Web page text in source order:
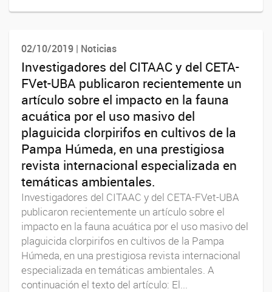
02/10/2019 | Noticias
Investigadores del CITAAC y del CETA-
FVet-UBA publicaron recientemente un
artículo sobre el impacto en la fauna
acuática por el uso masivo del
plaguicida clorpirifos en cultivos de la
Pampa Húmeda, en una prestigiosa
revista internacional especializada en
temáticas ambientales.
Investigadores del CITAAC y del CETA-FVet-UBA
publicaron recientemente un artículo sobre el
impacto en la fauna acuática por el uso masivo del
plaguicida clorpirifos en cultivos de la Pampa
Húmeda, en una prestigiosa revista internacional
especializada en temáticas ambientales. A
continuación el texto del artículo: El...